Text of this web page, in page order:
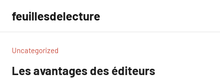
contenu
feuillesdelecture
Uncategorized
Les avantages des éditeurs